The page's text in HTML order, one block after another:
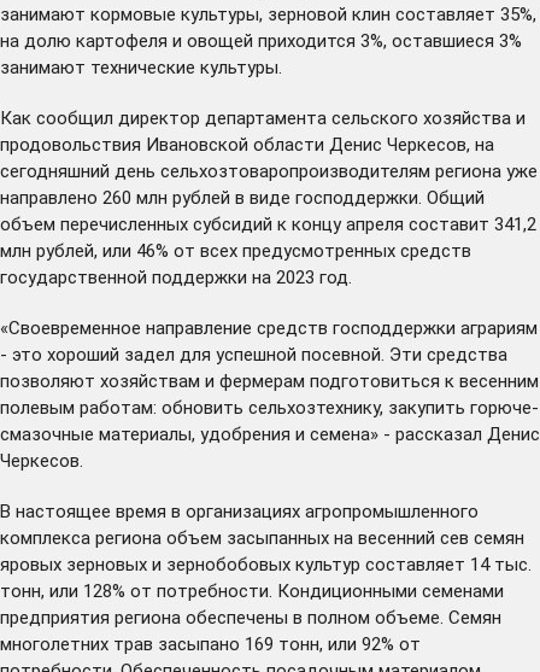
занимают кормовые культуры, зерновой клин составляет 35%,
на долю картофеля и овощей приходится 3%, оставшиеся 3%
занимают технические культуры.
Как сообщил директор департамента сельского хозяйства и
продовольствия Ивановской области Денис Черкесов, на
сегодняшний день сельхозтоваропроизводителям региона уже
направлено 260 млн рублей в виде господдержки. Общий
объем перечисленных субсидий к концу апреля составит 341,2
млн рублей, или 46% от всех предусмотренных средств
государственной поддержки на 2023 год.
«Своевременное направление средств господдержки аграриям
- это хороший задел для успешной посевной. Эти средства
позволяют хозяйствам и фермерам подготовиться к весенним
полевым работам: обновить сельхозтехнику, закупить горюче-
смазочные материалы, удобрения и семена» - рассказал Денис
Черкесов.
В настоящее время в организациях агропромышленного
комплекса региона объем засыпанных на весенний сев семян
яровых зерновых и зернобобовых культур составляет 14 тыс.
тонн, или 128% от потребности. Кондиционными семенами
предприятия региона обеспечены в полном объеме. Семян
многолетних трав засыпано 169 тонн, или 92% от